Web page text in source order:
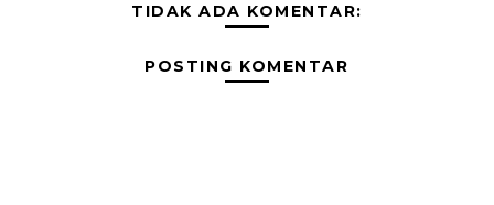
TIDAK ADA KOMENTAR:
POSTING KOMENTAR